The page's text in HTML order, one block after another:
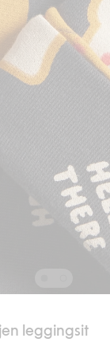
leggingsit